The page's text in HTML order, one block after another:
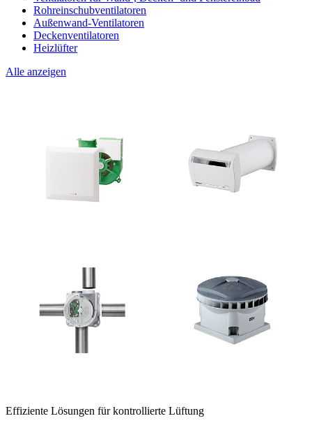
Rohreinschubventilatoren
Außenwand-Ventilatoren
Deckenventilatoren
Heizlüfter
Alle anzeigen
Effiziente Lösungen für kontrollierte Lüftung